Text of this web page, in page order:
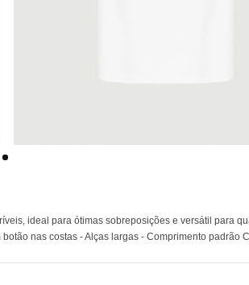
ideal para ótimas sobreposições e versátil
nas costas - Alças largas - Comprimento padrão